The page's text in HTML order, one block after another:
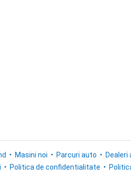
Masini noi Parcuri auto Dealeri
Politica de confidentialitate